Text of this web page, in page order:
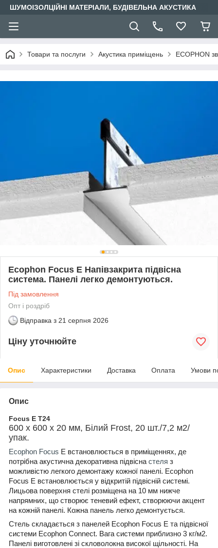
ШУМОІЗОЛЦІЙНІ МАТЕРІАЛИ, БУДІВЕЛЬНА АКУСТИКА
Товари та послуги Акустика приміщень ECOPHON
Ecophon Focus E Напівзакрита підвісна
система. Панелі легко демонтуються.
Під замовлення
Опт і роздріб
Відправка з 21 серпня 2026
Ціну уточнюйте
Опис Характеристики Доставка Оплата Умови
Опис
Focus E T24
600 х 600 х 20 мм, Білий Frost, 20 шт./7,2 м2/
упак.
Ecophon Focus E встановлюється в приміщеннях, де
потрібна акустична декоративна підвісна стеля з
можливістю легкого демонтажу кожної панелі. Ecophon
Focus E встановлюється у відкритій підвісній системі.
Лицьова поверхня стелі розміщена на 10 мм нижче
напрямних, що створює теневий ефект, створюючи акцент
на кожній панелі. Кожна панель легко демонтується.
Стель складається з панелей Ecophon Focus Е та підвісної
системи Ecophon Connect. Вага системи приблизно 3 кг/м2.
Панелі виготовлені зі скловолокна високої щільності. На